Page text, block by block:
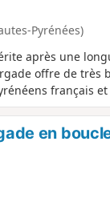
Pyrénées)
après une
offre de très
français
dans leur
quittée, on
que soi et la
en